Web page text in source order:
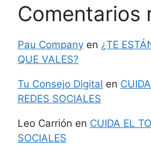
Comentarios
Pau Company en ¿TE
QUE VALES?
Tu Consejo Digital en
REDES SOCIALES
Leo Carrión en CUIDA EL
SOCIALES